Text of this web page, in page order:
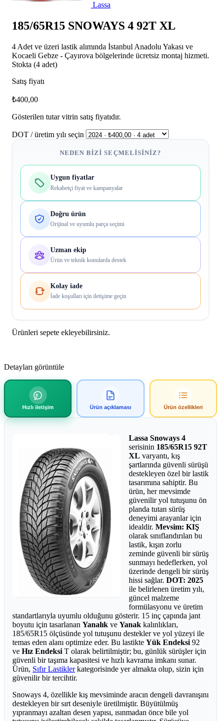
Lassa
185/65R15 SNOWAYS 4 92T XL
4 Adet ve üzeri lastik alımında İstanbul Anadolu Yakası ve
Kocaeli Gebze - Çayırova bölgelerinde ücretsiz montaj hizmeti.
Stokta (4 adet)
Satış fiyatı
₺400,00
Gösterilen tutar vitrin satış fiyatıdır.
DOT / üretim yılı seçin
NEDEN BIZI SEÇMELISINIZ?
Uygun fiyatlar
Rekabetçi fiyat ve kampanyalar
Doğru ürün
Orijinal ve uyumlu parça seçimi
Uzman ekip
Ürün ve teknik konularda destek
Kolay iade
İade koşulları için iletişime geçin
Ürünleri sepete ekleyebilirsiniz.
Detayları görüntüle
Hızlı iletişim Ürün açıklaması Ürün özellikleri
Lassa Snoways 4
serisinin 185/65R15 92T
XL varyantı, kış
şartlarında güvenli sürüşü
destekleyen özel bir lastik
tasarımına sahiptir. Bu
ürün, her mevsimde
güvenilir yol tutuşunu ön
planda tutan sürüş
deneyimi arayanlar için
idealdir. Mevsim: KIŞ
olarak sınıflandırılan bu
lastik, kışın zorlu
zeminde güvenli bir sürüş
sunmayı hedeflerken, yol
üzerinde dengeli bir sürüş
hissi sağlar. DOT: 2025
ile belirlenen üretim yılı,
güncel malzeme
formülasyonu ve üretim
standartlarıyla uyumlu olduğunu gösterir. 15 inç çapında jant
boyutu için tasarlanan Yanalık ve Yanak kalınlıkları,
185/65R15 ölçüsünde yol tutuşunu destekler ve yol yüzeyi ile
temas eden alanı optimize eder. Bu lastikte Yük Endeksi 92
ve Hız Endeksi T olarak belirtilmiştir; bu, günlük sürüşler için
güvenli bir taşıma kapasitesi ve hızlı kavrama imkanı sunar.
Ürün, Sıfır Lastiklerkategorisinde yer almakta olup, sizin için
güvenilir bir tercihtir.
Snoways 4, özellikle kış mevsiminde aracın dengeli davranışını
destekleyen bir sırt deseniyle üretilmiştir. Büyütülmüş
yıpranmayı azaltan desen yapısı, ısınmadan önce bile yol